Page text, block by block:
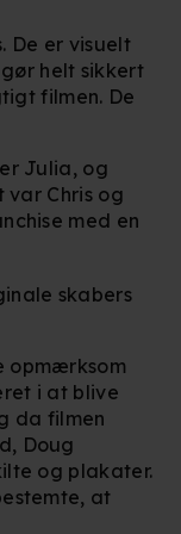
til at
Det gør vi for
dine
din IP-
vores
De er visuelt
helt sikkert
filmen. De
Julia, og
var Chris og
med en
skabers
opmærksom
i at blive
da filmen
Doug
og plakater.
at